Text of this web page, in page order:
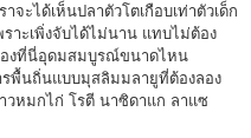
จะได้เห็นปลาตัวโตเกือบเท่าตัวเด็ก
ราะเพิ่งจับได้ไม่นาน แทบไม่ต้อง
องที่นี่อุดมสมบูรณ์ขนาดไหน
พื้นถิ่นแบบมุสลิมมลายูที่ต้องลอง
วหมกไก่ โรตี นาซิดาแก ลาแซ